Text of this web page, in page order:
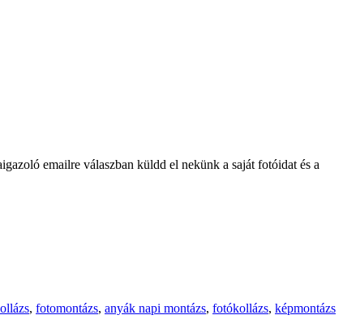
emailre válaszban küldd el nekünk a saját fotóidat és a
, fotomontázs, anyák napi montázs, fotókollázs, képmontázs